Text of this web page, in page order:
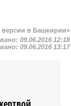
версии в Башкирии»
09.06.2016 12:18
09.06.2016 13:17